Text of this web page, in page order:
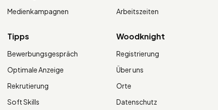
Medienkampagnen
Arbeitszeiten
Tipps
Bewerbungsgespräch
Optimale Anzeige
Rekrutierung
Soft Skills
Woodknight
Registrierung
Über uns
Orte
Datenschutz